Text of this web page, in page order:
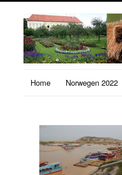
Home Norwegen 2022